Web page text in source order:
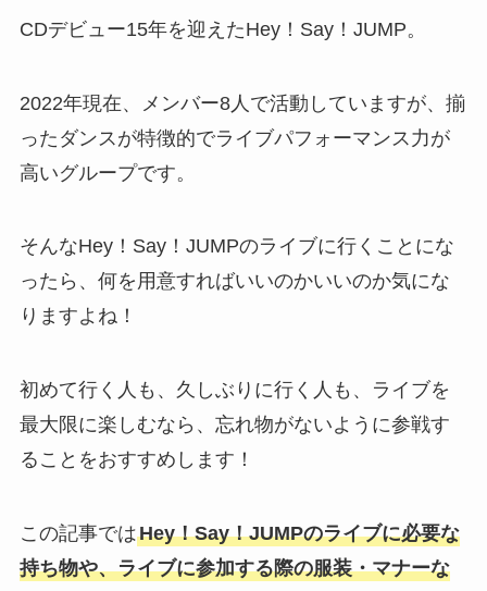
CDデビュー15年を迎えたHey！Say！JUMP。
2022年現在、メンバー8人で活動していますが、揃
ったダンスが特徴的でライブパフォーマンス力が
高いグループです。
そんなHey！Say！JUMPのライブに行くことにな
ったら、何を用意すればいいのかいいのか気にな
りますよね！
初めて行く人も、久しぶりに行く人も、ライブを
最大限に楽しむなら、忘れ物がないように参戦す
ることをおすすめします！
この記事ではHey！Say！JUMPのライブに必要な
持ち物や、ライブに参加する際の服装・マナーな